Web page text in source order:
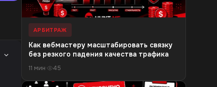
АРБИТРАЖ
Как вебмастеру масштабировать связку
без резкого падения качества трафика
11 мин· 45